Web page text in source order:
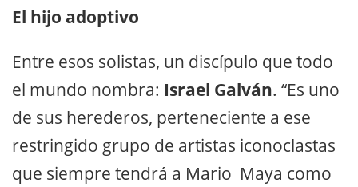
El hijo adoptivo
Entre esos solistas, un discípulo que todo
el mundo nombra: Israel Galván. “Es uno
de sus herederos, perteneciente a ese
restringido grupo de artistas iconoclastas
que siempre tendrá a Mario Maya como